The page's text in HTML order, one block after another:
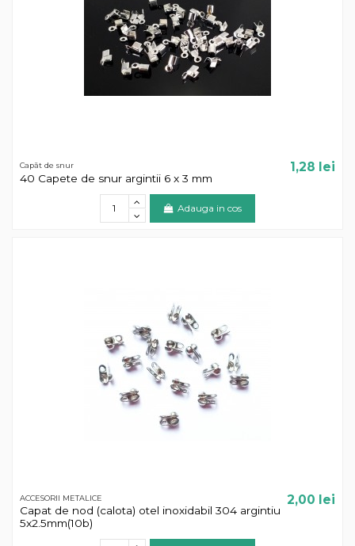
Capăt de snur
40 Capete de snur argintii 6 x 3 mm
1,28 lei
Adauga in cos
ACCESORII METALICE
Capat de nod (calota) otel inoxidabil 304 argintiu
5x2.5mm(10b)
2,00 lei